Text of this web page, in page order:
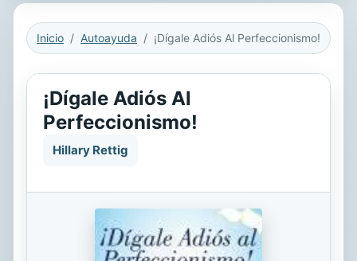
Inicio Autoayuda ¡Dígale Adiós Al Perfeccionismo!
¡Dígale Adiós Al
Perfeccionismo!
Hillary Rettig